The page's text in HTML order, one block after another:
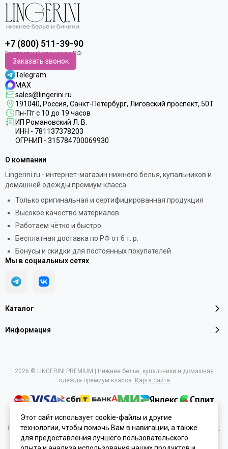
+7 (800) 511-39-90
Заказать звонок
Telegram
MAX
sales@lingerini.ru
191040, Россия, Санкт-Петербург, Лиговский проспект, 50Т
Пн-Пт с 10 до 19 часов
ИП Романовский Л. В.
ИНН - 781137378203
ОГРНИП - 315784700069930
Каталог
Информация
О компании
Lingerini.ru - интернет-магазин нижнего белья, купальников и
домашней одежды премиум класса
Только оригинальная и сертифицированная продукция
Высокое качество материалов
Работаем чётко и быстро
Бесплатная доставка по РФ от 6 т. р.
Бонусы и скидки для постоянных покупателей
Мы в социальных сетях
2026 © LINGERINI PREMIUM | Нижнее белье, купальники и домашняя
одежда премиум класса. Карта сайта
Вся представленная на сайте информация, касающаяся характеристик,
стоимости товаров и услуг, носит информационный характер и ни при
каких условиях не является публичной офертой, определяемой
Этот сайт использует cookie-файлы и другие
технологии, чтобы помочь Вам в навигации, а также
для предоставления лучшего пользовательского